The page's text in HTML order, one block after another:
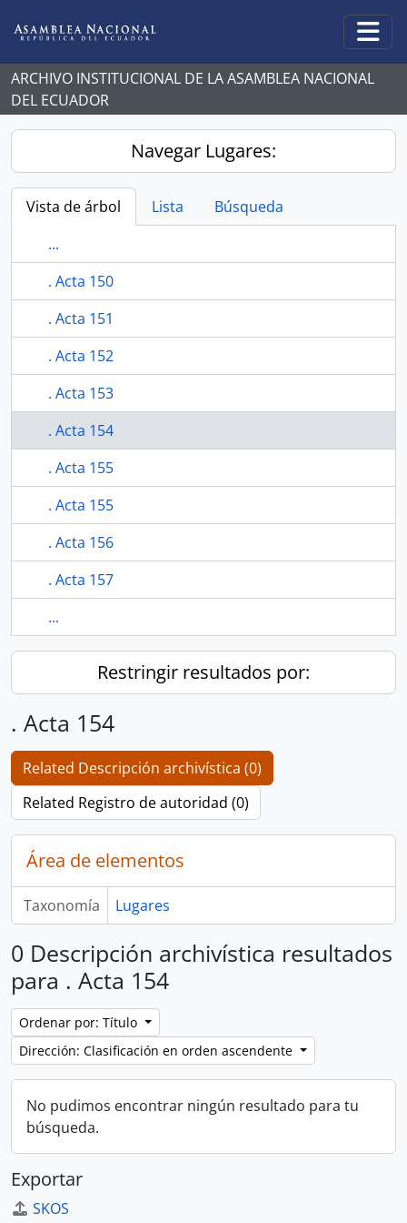
ARCHIVO INSTITUCIONAL DE LA ASAMBLEA NACIONAL
DEL ECUADOR
Navegar Lugares:
Vista de árbol Lista
Búsqueda
...
. Acta 150
. Acta 151
. Acta 152
. Acta 153
. Acta 154
. Acta 155
. Acta 155
. Acta 156
. Acta 157
...
Restringir resultados por:
. Acta 154
Related Descripción archivística (0)
Related Registro de autoridad (0)
Área de elementos
Taxonomía Lugares
0 Descripción archivística resultados
para . Acta 154
Ordenar por: Título
Dirección: Clasificación en orden ascendente
No pudimos encontrar ningún resultado para tu
búsqueda.
Exportar
SKOS